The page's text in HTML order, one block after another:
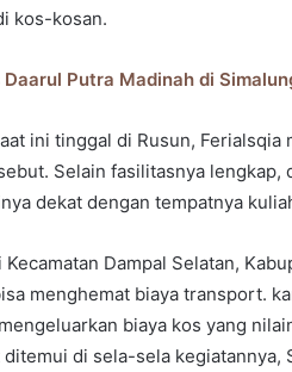
kos-kosan.
Putra Madinah di
ini tinggal di Rusun, Ferialsqia
Selain fasilitasnya lengkap,
dekat dengan tempatnya
Dampal Selatan,
menghemat biaya transport.
biaya kos yang
ditemui di sela-sela kegiatannya,